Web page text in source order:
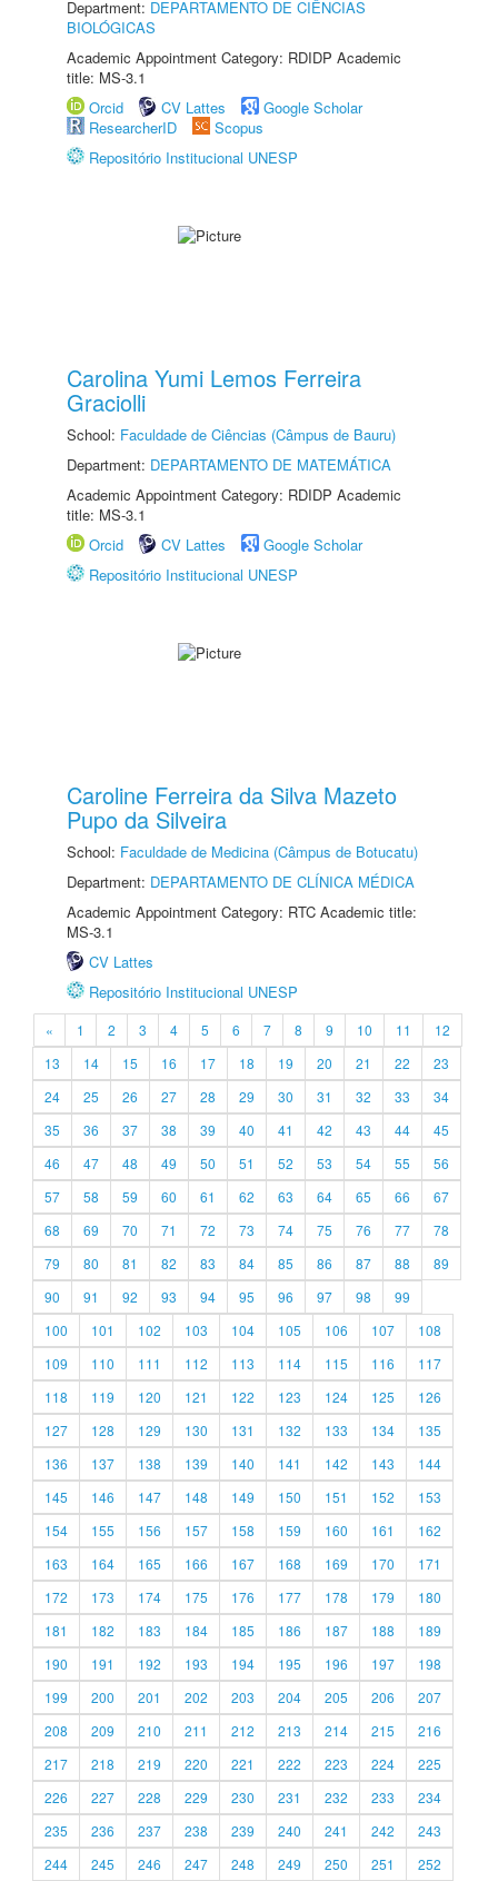
Department: DEPARTAMENTO DE CIÊNCIAS
BIOLÓGICAS
Academic Appointment Category: RDIDP Academic
title: MS-3.1
Orcid
CV Lattes
Google Scholar
ResearcherID
Scopus
Repositório Institucional UNESP
Carolina Yumi Lemos Ferreira
Graciolli
School: Faculdade de Ciências (Câmpus de Bauru)
Department: DEPARTAMENTO DE MATEMÁTICA
Academic Appointment Category: RDIDP Academic
title: MS-3.1
Orcid
CV Lattes
Google Scholar
Repositório Institucional UNESP
Caroline Ferreira da Silva Mazeto
Pupo da Silveira
School: Faculdade de Medicina (Câmpus de Botucatu)
Department: DEPARTAMENTO DE CLÍNICA MÉDICA
Academic Appointment Category: RTC Academic title:
MS-3.1
CV Lattes
Repositório Institucional UNESP
« 1 2 3 4 5 6 7 8 9 10 11
12
13
14 15 16 17 18 19 20 21 22
23
24
25 26 27 28 29 30 31 32 33
34
35
36 37 38 39 40 41 42 43 44
45
46
47 48 49 50 51 52 53 54 55
56
57
58 59 60 61 62 63 64 65 66
67
68
69 70 71 72 73 74 75 76 77
78
79
80 81 82 83 84 85 86 87 88
89
90
91 92 93 94 95 96 97 98
99
100
101 102 103 104 105 106 107
108
109
110 111 112 113 114 115 116
117
118
119 120 121 122 123 124 125
126
127
128 129 130 131 132 133 134
135
136
137 138 139 140 141 142 143
144
145
146 147 148 149 150 151 152
153
154
155 156 157 158 159 160 161
162
163
164 165 166 167 168 169 170
171
172
173 174 175 176 177 178 179
180
181
182 183 184 185 186 187 188
189
190
191 192 193 194 195 196 197
198
199
200 201 202 203 204 205 206
207
208
209 210 211 212 213 214 215
216
217
218 219 220 221 222 223 224
225
226
227 228 229 230 231 232 233
234
235
236 237 238 239 240 241 242
243
244
245 246 247 248 249 250 251 252